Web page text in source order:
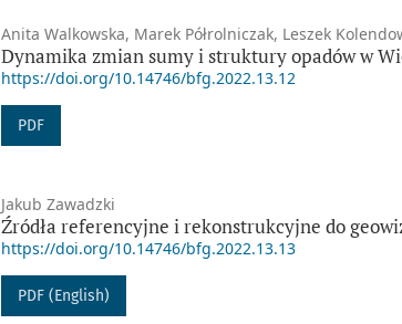
Anita Walkowska, Marek Półrolniczak, Leszek
Dynamika zmian sumy i struktury opadów w
https://doi.org/10.14746/bfg.2022.13.12
PDF
Jakub Zawadzki
Źródła referencyjne i rekonstrukcyjne do
https://doi.org/10.14746/bfg.2022.13.13
PDF (English)